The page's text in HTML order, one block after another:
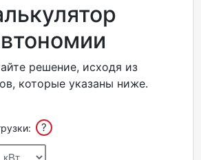
решение, исходя из
которые указаны ниже.
?